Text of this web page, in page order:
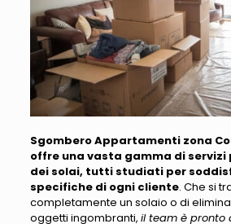
Sgombero Appartamenti zona
offre una vasta gamma di servizi
dei solai, tutti studiati per
specifiche di ogni cliente. Che si
completamente un solaio o di
oggetti ingombranti, il team è pronto